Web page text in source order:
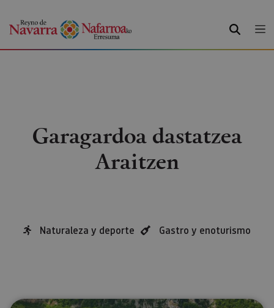
BILATU
Garagardoa dastatzea
Araitzen
Naturaleza y deporte Gastro y enoturismo